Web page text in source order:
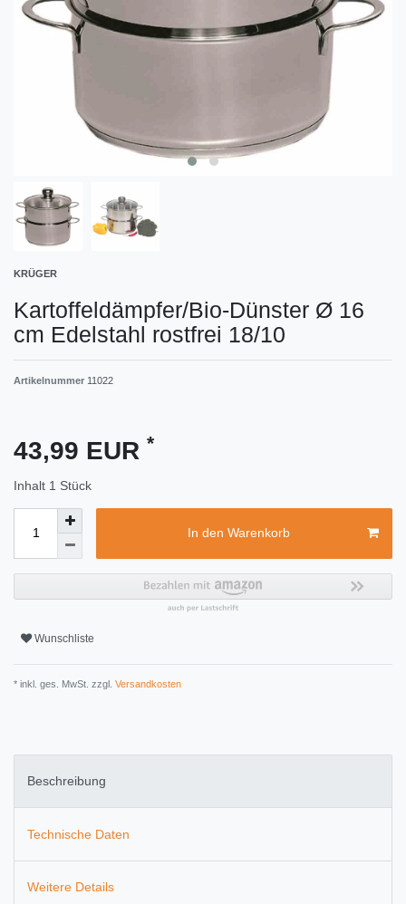
KRÜGER
Kartoffeldämpfer/Bio-Dünster Ø 16
cm Edelstahl rostfrei 18/10
Artikelnummer 11022
43,99 EUR *
Inhalt 1 Stück
In den Warenkorb
Wunschliste
* inkl. ges. MwSt. zzgl. Versandkosten
Beschreibung
Technische Daten
Weitere Details